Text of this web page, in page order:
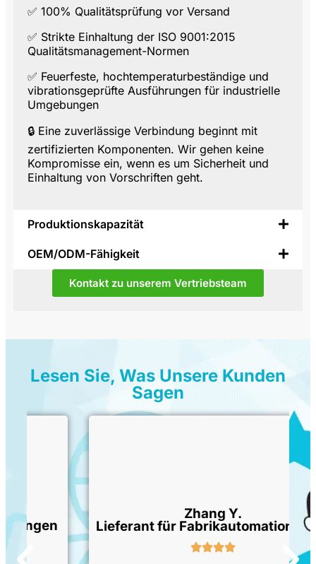
✅ 100% Qualitätsprüfung vor Versand
✅ Strikte Einhaltung der ISO 9001:2015
Qualitätsmanagement-Normen
✅ Feuerfeste, hochtemperaturbeständige und
vibrationsgeprüfte Ausführungen für industrielle
Umgebungen
🔒 Eine zuverlässige Verbindung beginnt mit
zertifizierten Komponenten. Wir gehen keine
Kompromisse ein, wenn es um Sicherheit und
Einhaltung von Vorschriften geht.
Produktionskapazität
OEM/ODM-Fähigkeit
Kontakt zu unserem Vertriebsteam
Lesen Sie, Was Unsere Kunden
Sagen
Zhang Y.
Lieferant für Fabrikautomation